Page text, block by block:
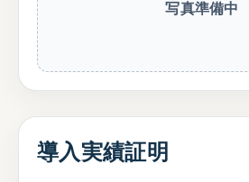
写真準備中
導入実績証明